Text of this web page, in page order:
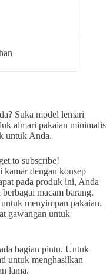
Suka model lemari
almari pakaian minimalis
untuk Anda.
to subscribe!
kamar dengan konsep
pada produk ini, Anda
macam barang.
menyimpan pakaian.
gawangan untuk
bagian pintu. Untuk
untuk menghasilkan
lama.